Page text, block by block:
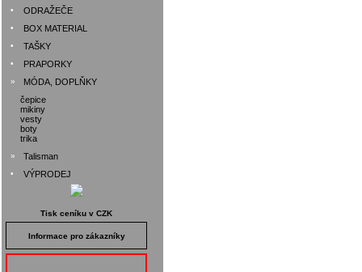
• ODRAŽEČE
• BOX MATERIAL
• TAŠKY
• PRAPORKY
»
MÓDA, DOPLŇKY
čepice
mikiny
vesty
boty
trika
» Talisman
• VÝPRODEJ
Tisk ceníku v CZK
Informace pro zákazníky